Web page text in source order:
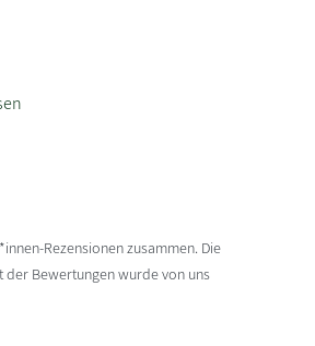
Rezensionen zusammen. Die
der Bewertungen wurde von uns